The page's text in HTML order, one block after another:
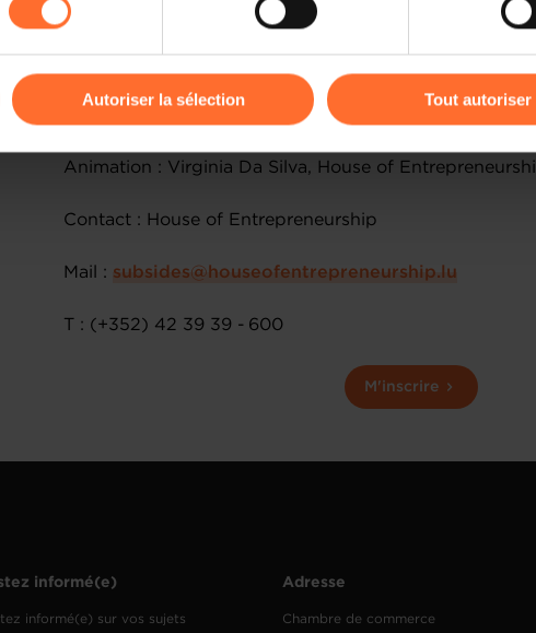
non nécessaires.
Charte d’usage des cookieset notre Politique de protection des
Autoriser la sélection Tout autoriser
Ce workshop vise à vous expliquer en détail l’aide à
par le Ministère de l’Economie ainsi qu’à vous donner
disponibles, avec des orientations vers les organismes
Animation : Virginia Da Silva, House of
Contact : House of Entrepreneurship
Mail : subsides@houseofentrepreneurship.lu
T : (+352) 42 39 39 - 600
M'inscrire
informé(e)
informé(e) sur vos sujets
Adresse
Chambre de commerce